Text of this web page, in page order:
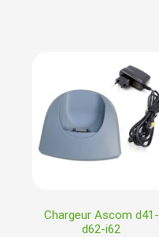
Chargeur Ascom d41-
d62-i62